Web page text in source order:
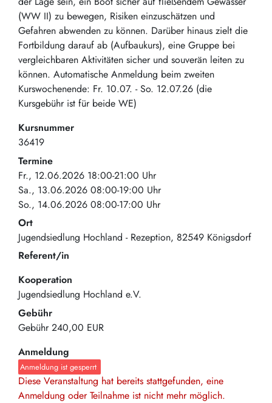
(WW II) zu bewegen, Risiken einzuschätzen und
Gefahren abwenden zu können. Darüber hinaus zielt die
Fortbildung darauf ab (Aufbaukurs), eine Gruppe bei
vergleichbaren Aktivitäten sicher und souverän leiten zu
können. Automatische Anmeldung beim zweiten
Kurswochenende: Fr. 10.07. - So. 12.07.26 (die
Kursgebühr ist für beide WE)
Kursnummer
36419
Termine
Fr., 12.06.2026 18:00-21:00 Uhr
Sa., 13.06.2026 08:00-19:00 Uhr
So., 14.06.2026 08:00-17:00 Uhr
Ort
Jugendsiedlung Hochland - Rezeption 82549 Königsdorf
Referent/in
Kooperation
Jugendsiedlung Hochland e.V.
Gebühr
Gebühr 240,00 EUR
Anmeldung
Anmeldung ist gesperrt
Diese Veranstaltung hat bereits stattgefunden, eine
Anmeldung oder Teilnahme ist nicht mehr möglich.